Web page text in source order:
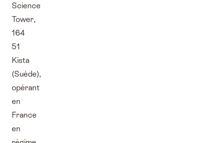
Science
Tower,
164
51
Kista
(Suède),
opérant
en
France
en